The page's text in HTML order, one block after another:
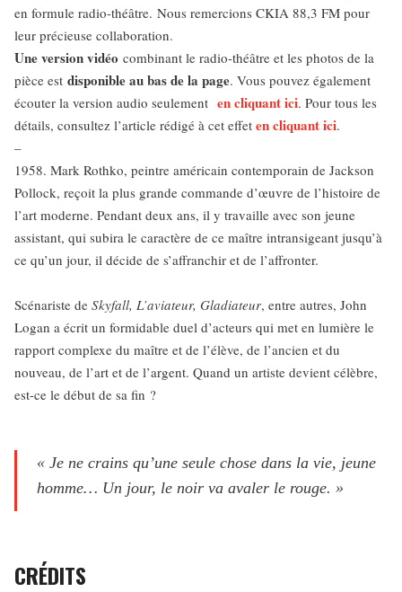
en formule radio-théâtre. Nous remercions CKIA 88,3 FM pour
leur précieuse collaboration.
Une version vidéo combinant le radio-théâtre et les photos de la
pièce est disponible au bas de la page. Vous pouvez également
écouter la version audio seulement en cliquant ici. Pour tous les
détails, consultez l’article rédigé à cet effet en cliquant ici.
–
1958. Mark Rothko, peintre américain contemporain de Jackson
Pollock, reçoit la plus grande commande d’œuvre de l’histoire de
l’art moderne. Pendant deux ans, il y travaille avec son jeune
assistant, qui subira le caractère de ce maître intransigeant jusqu’à
ce qu’un jour, il décide de s’affranchir et de l’affronter.
Scénariste de Skyfall, L’aviateur, Gladiateur, entre autres, John
Logan a écrit un formidable duel d’acteurs qui met en lumière le
rapport complexe du maître et de l’élève, de l’ancien et du
nouveau, de l’art et de l’argent. Quand un artiste devient célèbre,
est-ce le début de sa fin ?
« Je ne crains qu’une seule chose dans la vie, jeune
homme… Un jour, le noir va avaler le rouge. »
CRÉDITS